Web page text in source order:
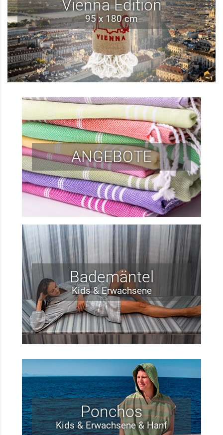
Vienna Edition
95 x 180 cm
ANGEBOTE
Bademäntel
Kids & Erwachsene
Ponchos
Kids & Erwachsene & Hanf